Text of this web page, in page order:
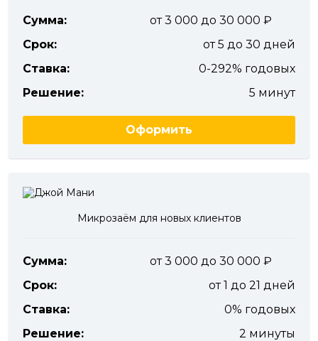
Сумма:
от 3 000 до 30 000
Срок:
от 5 до 30 дней
Ставка:
0-292% годовых
Решение:
5 минут
Оформить
Микрозаём для новых клиентов
Сумма:
от 3 000 до 30 000
Срок:
от 1 до 21 дней
Ставка:
0% годовых
Решение:
2 минуты